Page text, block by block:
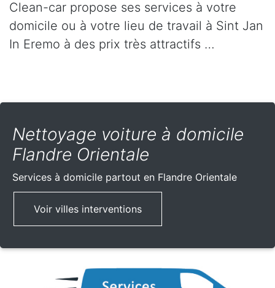
Clean-car propose ses services à votre
domicile ou à votre lieu de travail à Sint Jan
In Eremo à des prix très attractifs …
Nettoyage voiture à domicile
Flandre Orientale
Services à domicile partout en Flandre Orientale
Voir villes interventions